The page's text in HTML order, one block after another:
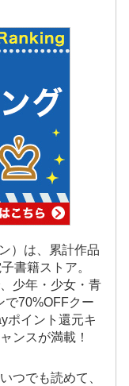
）は、累計作品
書籍ストア。
少年・少女・青
で70%OFFクー
ポイント還元キ
ンスが満載！
つでも読めて、